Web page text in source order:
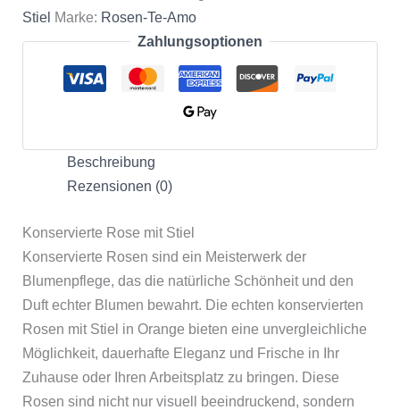
Stiel Marke: Rosen-Te-Amo
Zahlungsoptionen
Beschreibung
Rezensionen (0)
Konservierte Rose mit Stiel
Konservierte Rosen sind ein Meisterwerk der
Blumenpflege, das die natürliche Schönheit und den
Duft echter Blumen bewahrt. Die echten konservierten
Rosen mit Stiel in Orange bieten eine unvergleichliche
Möglichkeit, dauerhafte Eleganz und Frische in Ihr
Zuhause oder Ihren Arbeitsplatz zu bringen. Diese
Rosen sind nicht nur visuell beeindruckend, sondern